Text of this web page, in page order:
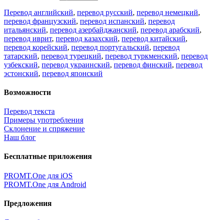
Перевод английский, перевод русский, перевод немецкий,
перевод французский, перевод испанский, перевод
итальянский, перевод азербайджанский, перевод арабский,
перевод иврит, перевод казахский, перевод китайский,
перевод корейский, перевод португальский, перевод
татарский, перевод турецкий, перевод туркменский, перевод
узбекский, перевод украинский, перевод финский, перевод
эстонский, перевод японский
Возможности
Перевод текста
Примеры употребления
Склонение и спряжение
Наш блог
Бесплатные приложения
PROMT.One для iOS
PROMT.One для Android
Предложения